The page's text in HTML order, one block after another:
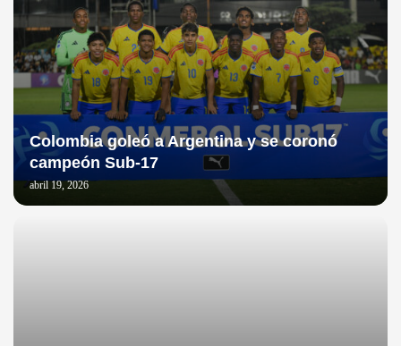
Colombia goleó a Argentina y se coronó
campeón Sub-17
abril 19, 2026